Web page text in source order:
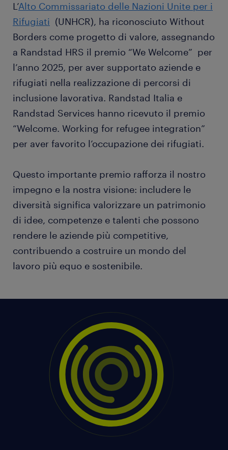
L’Alto Commissariato delle Nazioni Unite per i
Rifugiati (UNHCR), ha riconosciuto Without
Borders come progetto di valore, assegnando
a Randstad HRS il premio “We Welcome” per
l’anno 2025, per aver supportato aziende e
rifugiati nella realizzazione di percorsi di
inclusione lavorativa. Randstad Italia e
Randstad Services hanno ricevuto il premio
“Welcome. Working for refugee integration”
per aver favorito l’occupazione dei rifugiati.
Questo importante premio rafforza il nostro
impegno e la nostra visione: includere le
diversità significa valorizzare un patrimonio
di idee, competenze e talenti che possono
rendere le aziende più competitive,
contribuendo a costruire un mondo del
lavoro più equo e sostenibile.